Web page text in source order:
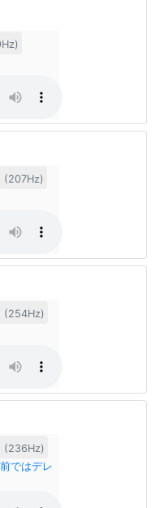
(207Hz)
(254Hz)
(236Hz)
ではデレ